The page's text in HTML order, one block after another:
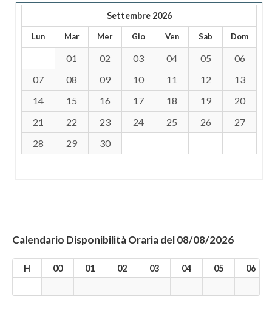
Settembre 2026
Lun Mar Mer Gio Ven Sab Dom
01 02 03 04 05
06
07
08 09 10 11 12
13
14
15 16 17 18 19
20
21
22 23 24 25 26
27
28
29 30
Calendario Disponibilità Oraria del 08/08/2026
H 00 01 02 03 04 05 06